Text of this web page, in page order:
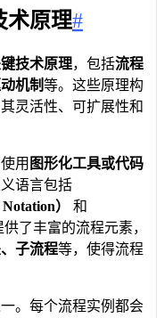
术原理#
技术原理，包括流程
机制等。这些原理构
灵活性、可扩展性和
用 图形化工具或代码
语言包括
）
和
了丰富的流程元素，
子流程等，使得流程
。每个流程实例都会